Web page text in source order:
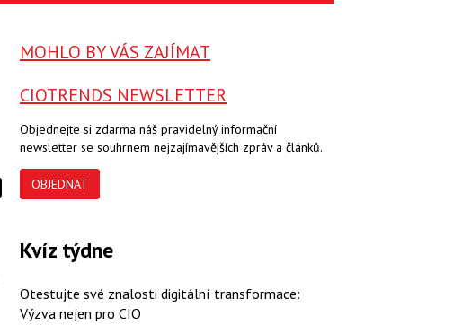
MOHLO BY VÁS ZAJÍMAT
CIOTRENDS NEWSLETTER
Objednejte si zdarma náš pravidelný informační
newsletter se souhrnem nejzajímavějších zpráv a článků.
OBJEDNAT
Kvíz týdne
Otestujte své znalosti digitální transformace:
Výzva nejen pro CIO